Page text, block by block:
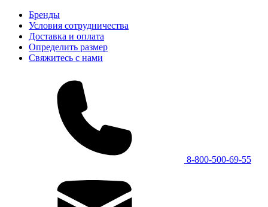
Бренды
Условия сотрудничества
Доставка и оплата
Определить размер
Свяжитесь с нами
8-800-500-69-55